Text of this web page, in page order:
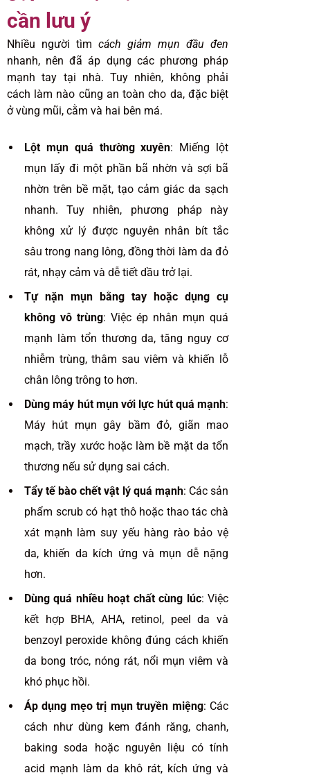
cần lưu ý
Nhiều người tìm cách giảm mụn đầu đen
nhanh, nên đã áp dụng các phương pháp
mạnh tay tại nhà. Tuy nhiên, không phải
cách làm nào cũng an toàn cho da, đặc biệt
ở vùng mũi, cằm và hai bên má.
Lột mụn quá thường xuyên: Miếng lột
mụn lấy đi một phần bã nhờn và sợi bã
nhờn trên bề mặt, tạo cảm giác da sạch
nhanh. Tuy nhiên, phương pháp này
không xử lý được nguyên nhân bít tắc
sâu trong nang lông, đồng thời làm da đỏ
rát, nhạy cảm và dễ tiết dầu trở lại.
Tự nặn mụn bằng tay hoặc dụng cụ
không vô trùng: Việc ép nhân mụn quá
mạnh làm tổn thương da, tăng nguy cơ
nhiễm trùng, thâm sau viêm và khiến lỗ
chân lông trông to hơn.
Dùng máy hút mụn với lực hút quá mạnh:
Máy hút mụn gây bầm đỏ, giãn mao
mạch, trầy xước hoặc làm bề mặt da tổn
thương nếu sử dụng sai cách.
Tẩy tế bào chết vật lý quá mạnh: Các sản
phẩm scrub có hạt thô hoặc thao tác chà
xát mạnh làm suy yếu hàng rào bảo vệ
da, khiến da kích ứng và mụn dễ nặng
hơn.
Dùng quá nhiều hoạt chất cùng lúc: Việc
kết hợp BHA, AHA, retinol, peel da và
benzoyl peroxide không đúng cách khiến
da bong tróc, nóng rát, nổi mụn viêm và
khó phục hồi.
Áp dụng mẹo trị mụn truyền miệng: Các
cách như dùng kem đánh răng, chanh,
baking soda hoặc nguyên liệu có tính
acid mạnh làm da khô rát, kích ứng và